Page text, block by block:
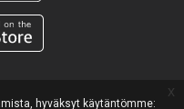
hyväksyt käytäntömme:
x